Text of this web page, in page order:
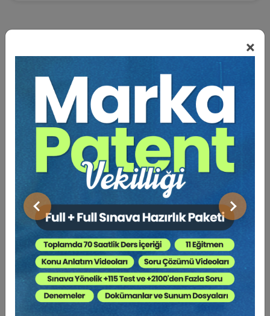
×
Önceki Sonraki
Video Eğitim Abonesi Ol: Sadece 5490 TL / Yıllık
Hukuk Eğitim